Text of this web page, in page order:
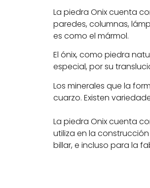
La piedra Onixcuenta
paredes, columnas,
es como el mármol.
El ónix, como piedra
especial, por su
Los minerales que la
cuarzo. Existen
La piedra Onixcuenta
utiliza en la
billar, e incluso para la